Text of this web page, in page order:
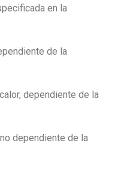
en la
de la
dependiente de la
dependiente de la